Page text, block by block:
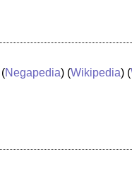
(Negapedia) (Wikipedia) (